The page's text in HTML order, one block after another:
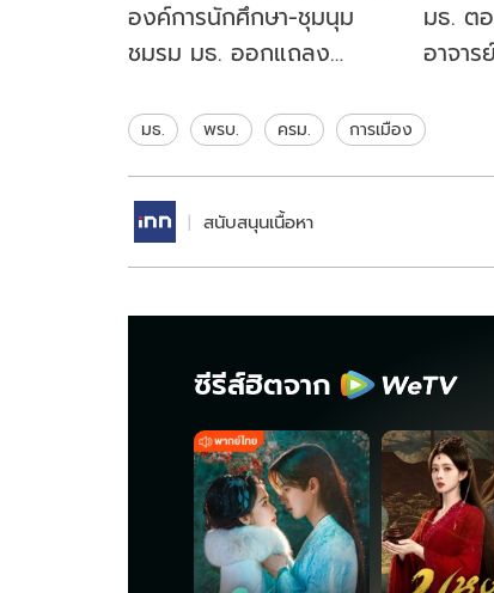
องค์การนักศึกษา-ชุมนุม
ชมรม มธ. ออกแถลง
#ม็อบ18กรกฎา
มธ. ต
อาจา
ต้องสอ
มธ. พรบ. ครม. การเมือง
สนับสนุนเนื้อหา
ซีรีส์ฮิตจาก